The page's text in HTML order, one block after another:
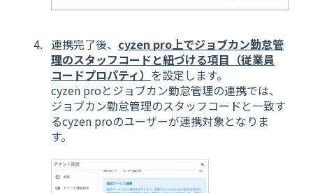
連携完了後、 cyzen pro上でジョブカン勤怠管
理のスタッフコードと紐づける項目（従業員
コードプロパティ） を設定します。
cyzen proとジョブカン勤怠管理の連携では、
ジョブカン勤怠管理のスタッフコードと一致す
るcyzen proのユーザーが連携対象となりま
す。